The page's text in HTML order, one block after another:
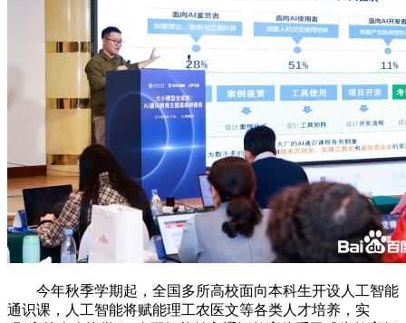
今年秋季学期起，全国多所高校面向本科生开设人工智能
通识课，人工智能将赋能理工农医文等各类人才培养，实